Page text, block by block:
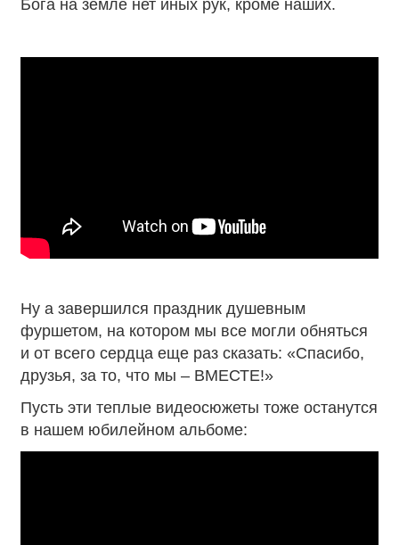
Бога на земле нет иных рук, кроме наших.
Ну а завершился праздник душевным
фуршетом, на котором мы все могли обняться
и от всего сердца еще раз сказать: «Спасибо,
друзья, за то, что мы – ВМЕСТЕ!»
Пусть эти теплые видеосюжеты тоже останутся
в нашем юбилейном альбоме: